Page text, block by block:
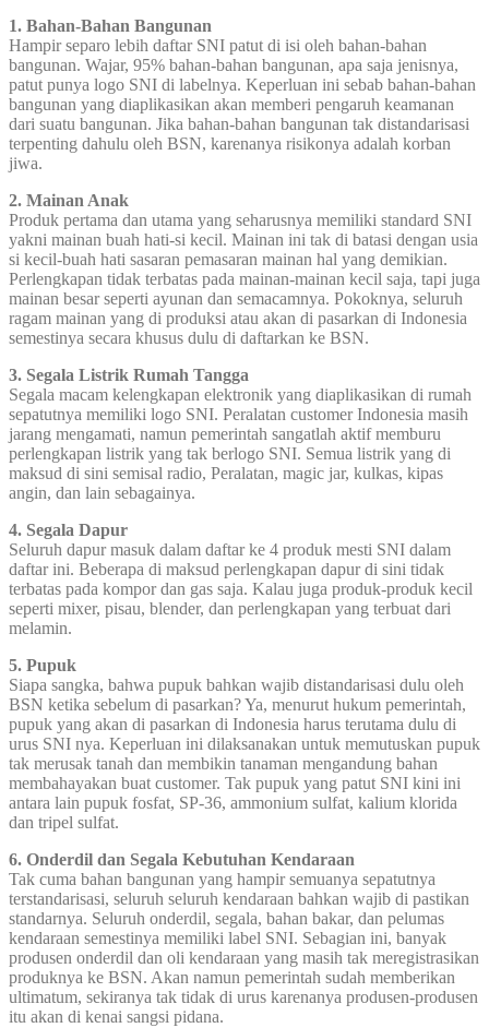
1. Bahan-Bahan Bangunan
Hampir separo lebih daftar SNI patut di isi oleh bahan-bahan
bangunan. Wajar, 95% bahan-bahan bangunan, apa saja jenisnya,
patut punya logo SNI di labelnya. Keperluan ini sebab bahan-bahan
bangunan yang diaplikasikan akan memberi pengaruh keamanan
dari suatu bangunan. Jika bahan-bahan bangunan tak distandarisasi
terpenting dahulu oleh BSN, karenanya risikonya adalah korban
jiwa.
2. Mainan Anak
Produk pertama dan utama yang seharusnya memiliki standard SNI
yakni mainan buah hati-si kecil. Mainan ini tak di batasi dengan usia
si kecil-buah hati sasaran pemasaran mainan hal yang demikian.
Perlengkapan tidak terbatas pada mainan-mainan kecil saja, tapi juga
mainan besar seperti ayunan dan semacamnya. Pokoknya, seluruh
ragam mainan yang di produksi atau akan di pasarkan di Indonesia
semestinya secara khusus dulu di daftarkan ke BSN.
3. Segala Listrik Rumah Tangga
Segala macam kelengkapan elektronik yang diaplikasikan di rumah
sepatutnya memiliki logo SNI. Peralatan customer Indonesia masih
jarang mengamati, namun pemerintah sangatlah aktif memburu
perlengkapan listrik yang tak berlogo SNI. Semua listrik yang di
maksud di sini semisal radio, Peralatan, magic jar, kulkas, kipas
angin, dan lain sebagainya.
4. Segala Dapur
Seluruh dapur masuk dalam daftar ke 4 produk mesti SNI dalam
daftar ini. Beberapa di maksud perlengkapan dapur di sini tidak
terbatas pada kompor dan gas saja. Kalau juga produk-produk kecil
seperti mixer, pisau, blender, dan perlengkapan yang terbuat dari
melamin.
5. Pupuk
Siapa sangka, bahwa pupuk bahkan wajib distandarisasi dulu oleh
BSN ketika sebelum di pasarkan? Ya, menurut hukum pemerintah,
pupuk yang akan di pasarkan di Indonesia harus terutama dulu di
urus SNI nya. Keperluan ini dilaksanakan untuk memutuskan pupuk
tak merusak tanah dan membikin tanaman mengandung bahan
membahayakan buat customer. Tak pupuk yang patut SNI kini ini
antara lain pupuk fosfat, SP-36, ammonium sulfat, kalium klorida
dan tripel sulfat.
6. Onderdil dan Segala Kebutuhan Kendaraan
Tak cuma bahan bangunan yang hampir semuanya sepatutnya
terstandarisasi, seluruh seluruh kendaraan bahkan wajib di pastikan
standarnya. Seluruh onderdil, segala, bahan bakar, dan pelumas
kendaraan semestinya memiliki label SNI. Sebagian ini, banyak
produsen onderdil dan oli kendaraan yang masih tak meregistrasikan
produknya ke BSN. Akan namun pemerintah sudah memberikan
ultimatum, sekiranya tak tidak di urus karenanya produsen-produsen
itu akan di kenai sangsi pidana.